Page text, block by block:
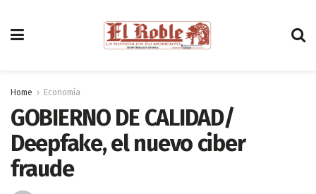
Home Economía
GOBIERNO DE CALIDAD/
Deepfake, el nuevo ciber
fraude